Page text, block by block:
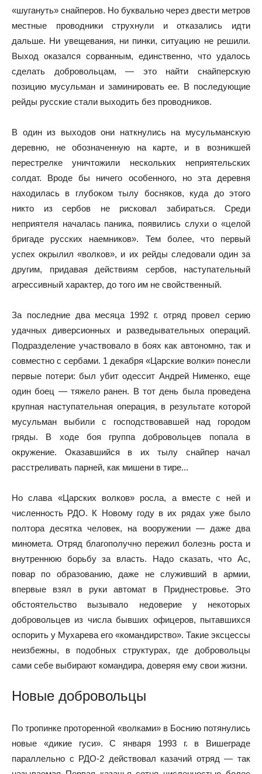
«шугануть» снайперов. Но буквально через двести метров
местные проводники струхнули и отказались идти
дальше. Ни увещевания, ни пинки, ситуацию не решили.
Выход оказался сорванным, единственно, что удалось
сделать добровольцам, — это найти снайперскую
позицию мусульман и заминировать ее. В последующие
рейды русские стали выходить без проводников.
В один из выходов они наткнулись на мусульманскую
деревню, не обозначенную на карте, и в возникшей
перестрелке уничтожили нескольких неприятельских
солдат. Вроде бы ничего особенного, но эта деревня
находилась в глубоком тылу босняков, куда до этого
никто из сербов не рисковал забираться. Среди
неприятеля началась паника, появились слухи о «целой
бригаде русских наемников». Тем более, что первый
успех окрылил «волков», и их рейды следовали один за
другим, придавая действиям сербов, наступательный
агрессивный характер, до того им не свойственный.
За последние два месяца 1992 г. отряд провел серию
удачных диверсионных и разведывательных операций.
Подразделение участвовало в боях как автономно, так и
совместно с сербами. 1 декабря «Царские волки» понесли
первые потери: был убит одессит Андрей Нименко, еще
один боец — тяжело ранен. В тот день была проведена
крупная наступательная операция, в результате которой
мусульман выбили с господствовавшей над городом
гряды. В ходе боя группа добровольцев попала в
окружение. Оказавшийся в их тылу снайпер начал
расстреливать парней, как мишени в тире...
Но слава «Царских волков» росла, а вместе с ней и
численность РДО. К Новому году в их рядах уже было
полтора десятка человек, на вооружении — даже два
миномета. Отряд благополучно пережил болезнь роста и
внутреннюю борьбу за власть. Надо сказать, что Ас,
повар по образованию, даже не служивший в армии,
впервые взял в руки автомат в Приднестровье. Это
обстоятельство вызывало недоверие у некоторых
добровольцев из числа бывших офицеров, пытавшихся
оспорить у Мухарева его «командирство». Такие эксцессы
неизбежны, в подобных структурах, где добровольцы
сами себе выбирают командира, доверяя ему свои жизни.
Новые добровольцы
По тропинке проторенной «волками» в Боснию потянулись
новые «дикие гуси». С января 1993 г. в Вишеграде
параллельно с РДО-2 действовал казачий отряд — так